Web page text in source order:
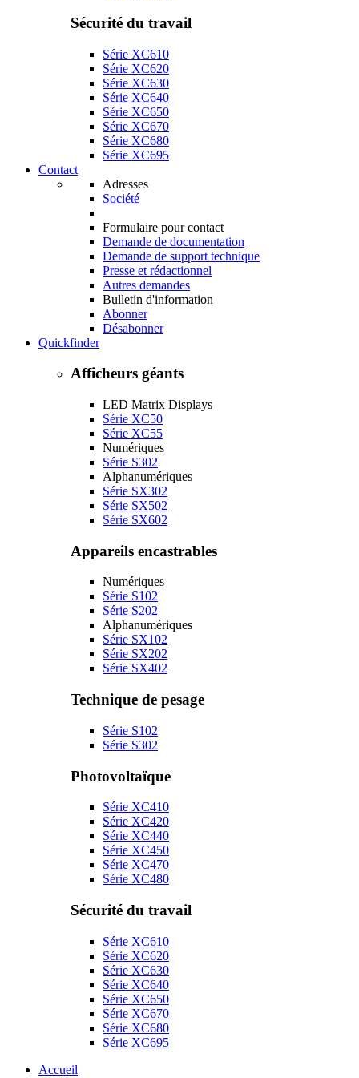
Sécurité du travail
Série XC610
Série XC620
Série XC630
Série XC640
Série XC650
Série XC670
Série XC680
Série XC695
Contact
Adresses
Société
Formulaire pour contact
Demande de documentation
Demande de support technique
Presse et rédactionnel
Autres demandes
Bulletin d'information
Abonner
Désabonner
Quickfinder
Afficheurs géants
LED Matrix Displays
Série XC50
Série XC55
Numériques
Série S302
Alphanumériques
Série SX302
Série SX502
Série SX602
Appareils encastrables
Numériques
Série S102
Série S202
Alphanumériques
Série SX102
Série SX202
Série SX402
Technique de pesage
Série S102
Série S302
Photovoltaïque
Série XC410
Série XC420
Série XC440
Série XC450
Série XC470
Série XC480
Sécurité du travail
Série XC610
Série XC620
Série XC630
Série XC640
Série XC650
Série XC670
Série XC680
Série XC695
Accueil